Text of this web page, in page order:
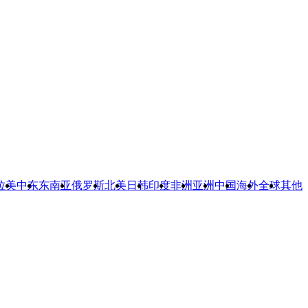
美中东东南亚俄罗斯北美 日韩印度非洲 亚洲中国海外全球其他